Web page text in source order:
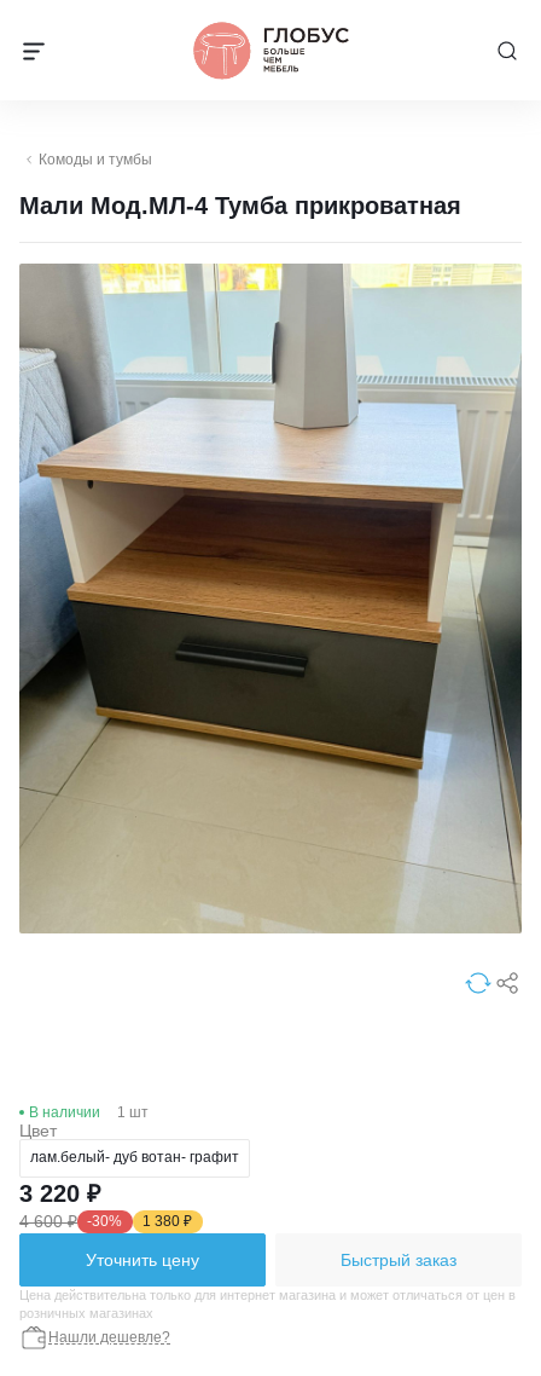
Комоды и тумбы
Мали Мод.МЛ-4 Тумба прикроватная
В наличии 1 шт
Цвет
лам.белый- дуб вотан- графит
3 220 ₽
4 600 ₽ -30% 1 380 ₽
Уточнить цену Быстрый заказ
Цена действительна только для интернет магазина и может отличаться от цен в
розничных магазинах
Нашли дешевле?